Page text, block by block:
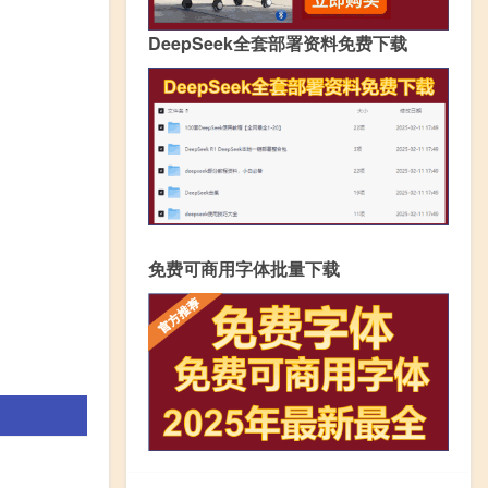
DeepSeek全套部署资料免费下载
免费可商用字体批量下载